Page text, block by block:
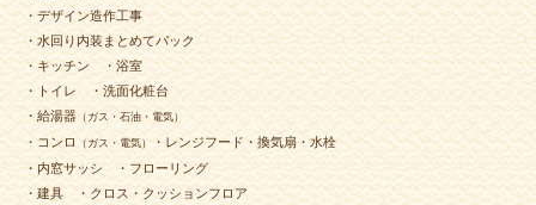
・デザイン造作工事
・水回り内装まとめてパック
・キッチン
・浴室
・トイレ
・洗面化粧台
・給湯器 （ガス・石油・電気）
・コンロ （ガス・電気）・レンジフード・換気扇・水栓
・内窓サッシ
・フローリング
・建具
・クロス・クッションフロア